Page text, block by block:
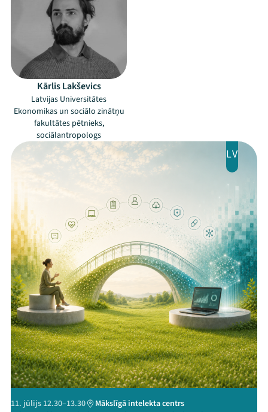
Kontakti
ThreadsFacebookYoutube
X Instagram TikTok
Kārlis Lakševics
Latvijas Universitātes
Ekonomikas un sociālo zinātņu
fakultātes pētnieks,
sociālantropologs
LV
11. jūlijs 12.30–13.30 Mākslīgā intelekta centrs